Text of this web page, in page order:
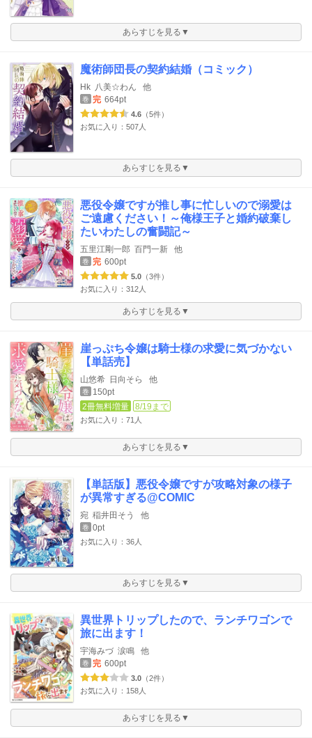
あらすじを見る▼
魔術師団長の契約結婚（コミック）
Hk 八美☆わん 他
巻 完 664pt
4.6 （5件）
お気に入り：507人
あらすじを見る▼
悪役令嬢ですが推し事に忙しいので溺愛は
ご遠慮ください！～俺様王子と婚約破棄し
たいわたしの奮闘記～
五里江剛一郎 百門一新 他
巻 完 600pt
5.0 （3件）
お気に入り：312人
あらすじを見る▼
崖っぷち令嬢は騎士様の求愛に気づかない
【単話売】
山悠希 日向そら 他
巻
150pt
2冊無料増量
8/19まで
お気に入り：71人
あらすじを見る▼
【単話版】悪役令嬢ですが攻略対象の様子
が異常すぎる@COMIC
宛 稲井田そう 他
巻 0pt
お気に入り：36人
あらすじを見る▼
異世界トリップしたので、ランチワゴンで
旅に出ます！
宇海みづ 涙鳴 他
巻 完 600pt
3.0 （2件）
お気に入り：158人
あらすじを見る▼